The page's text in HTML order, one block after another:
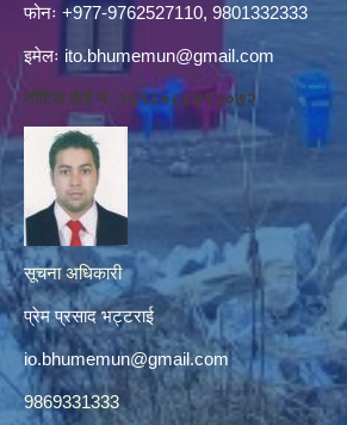
फोनः +977-9762527110, 9801332333
इमेलः ito.bhumemun@gmail.com
नोटिस बोर्ड नं. १६१८०८८४१३०७२
सूचना अधिकारी
प्रेम प्रसाद भट्टराई
io.bhumemun@gmail.com
9869331333